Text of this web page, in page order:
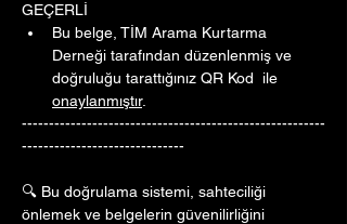
GEÇERLİ
Bu belge, TİM Arama Kurtarma
Derneği tarafından düzenlenmiş ve
doğruluğu tarattığınız QR Kod  ile
onaylanmıştır.
--------------------------------------------------------
------------------------------
🔍 Bu doğrulama sistemi, sahteciliği
önlemek ve belgelerin güvenilirliğini